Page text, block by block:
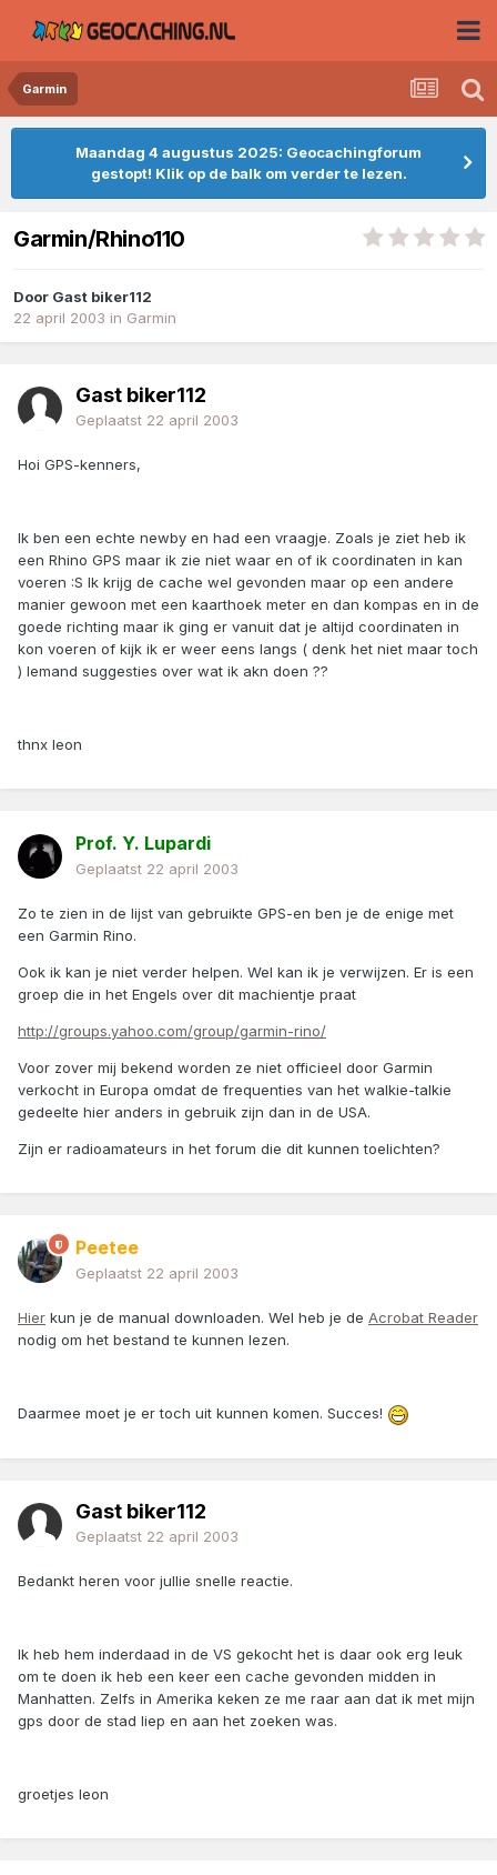
Garmin
Maandag 4 augustus 2025: Geocachingforum
gestopt! Klik op de balk om verder te lezen.
Garmin/Rhino110
Door Gast biker112
22 april 2003 in Garmin
Gast biker112
Geplaatst 22 april 2003
Hoi GPS-kenners,
Ik ben een echte newby en had een vraagje. Zoals je ziet heb ik
een Rhino GPS maar ik zie niet waar en of ik coordinaten in kan
voeren :S Ik krijg de cache wel gevonden maar op een andere
manier gewoon met een kaarthoek meter en dan kompas en in de
goede richting maar ik ging er vanuit dat je altijd coordinaten in
kon voeren of kijk ik er weer eens langs ( denk het niet maar toch
) Iemand suggesties over wat ik akn doen ??
thnx leon
Prof. Y. Lupardi
Geplaatst 22 april 2003
Zo te zien in de lijst van gebruikte GPS-en ben je de enige met
een Garmin Rino.
Ook ik kan je niet verder helpen. Wel kan ik je verwijzen. Er is een
groep die in het Engels over dit machientje praat
http://groups.yahoo.com/group/garmin-rino/
Voor zover mij bekend worden ze niet officieel door Garmin
verkocht in Europa omdat de frequenties van het walkie-talkie
gedeelte hier anders in gebruik zijn dan in de USA.
Zijn er radioamateurs in het forum die dit kunnen toelichten?
Peetee
Geplaatst 22 april 2003
Hier kun je de manual downloaden. Wel heb je de Acrobat Reader
nodig om het bestand te kunnen lezen.
Daarmee moet je er toch uit kunnen komen. Succes!
Gast biker112
Geplaatst 22 april 2003
Bedankt heren voor jullie snelle reactie.
Ik heb hem inderdaad in de VS gekocht het is daar ook erg leuk
om te doen ik heb een keer een cache gevonden midden in
Manhatten. Zelfs in Amerika keken ze me raar aan dat ik met mijn
gps door de stad liep en aan het zoeken was.
groetjes leon